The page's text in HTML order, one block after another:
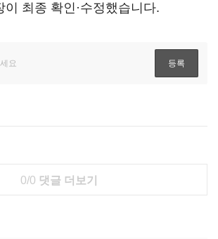
이 최종 확인·수정했습니다.
0/0 댓글 더보기